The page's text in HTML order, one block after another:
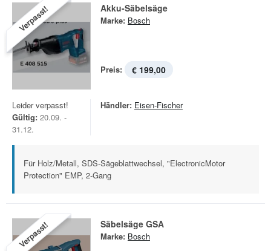
Verpasst! Akku-Säbelsäge
Marke: Bosch
Preis: € 199,00
Leider verpasst!
Gültig: 20.09. -
31.12.
Händler: Eisen-Fischer
Für Holz/Metall, SDS-Sägeblattwechsel, "ElectronicMotor
Protection" EMP, 2-Gang
Verpasst! Säbelsäge GSA
Marke: Bosch